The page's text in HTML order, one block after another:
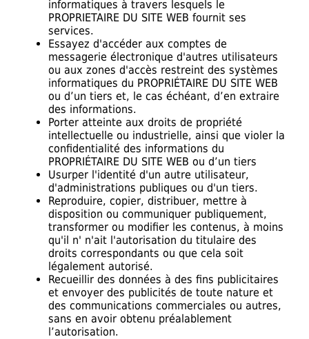
informatiques à travers lesquels le
PROPRIETAIRE DU SITE WEB fournit ses
services.
Essayez d'accéder aux comptes de
messagerie électronique d'autres utilisateurs
ou aux zones d'accès restreint des systèmes
informatiques du PROPRIÉTAIRE DU SITE WEB
ou d’un tiers et, le cas échéant, d’en extraire
des informations.
Porter atteinte aux droits de propriété
intellectuelle ou industrielle, ainsi que violer la
confidentialité des informations du
PROPRIÉTAIRE DU SITE WEB ou d’un tiers
Usurper l'identité d'un autre utilisateur,
d'administrations publiques ou d'un tiers.
Reproduire, copier, distribuer, mettre à
disposition ou communiquer publiquement,
transformer ou modifier les contenus, à moins
qu'il n' n'ait l'autorisation du titulaire des
droits correspondants ou que cela soit
légalement autorisé.
Recueillir des données à des fins publicitaires
et envoyer des publicités de toute nature et
des communications commerciales ou autres,
sans en avoir obtenu préalablement
l’autorisation.